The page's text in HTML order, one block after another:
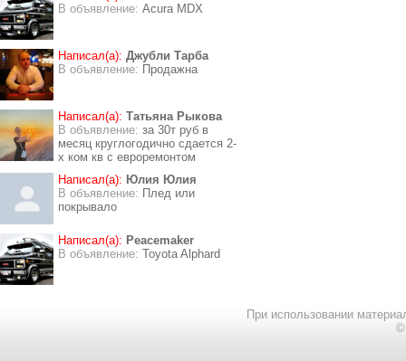
В объявление: Acura MDX
Написал(а): Джубли Тарба
В объявление: Продажна
Написал(а): Татьяна Рыкова
В объявление: за 30т руб в
месяц круглогодично сдается 2-
х ком кв с евроремонтом
Написал(а): Юлия Юлия
В объявление: Плед или
покрывало
Написал(а): Peacemaker
В объявление: Toyota Alphard
При использовании